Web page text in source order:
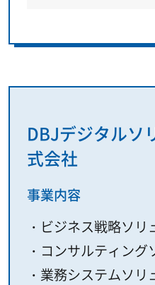
DBJデジタルソ
式会社
事業内容
・ビジネス戦略ソリ
・コンサルティン
・業務システムソリ